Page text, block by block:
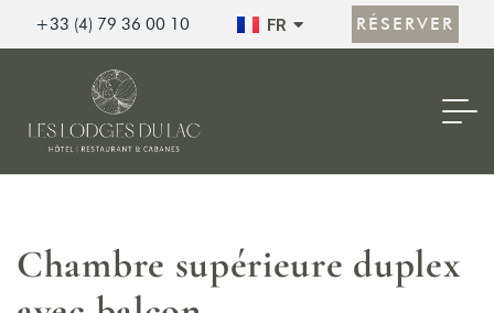
+33 (4) 79 36 00 10 FR
ES
RÉSERVER
Chambre supérieure duplex